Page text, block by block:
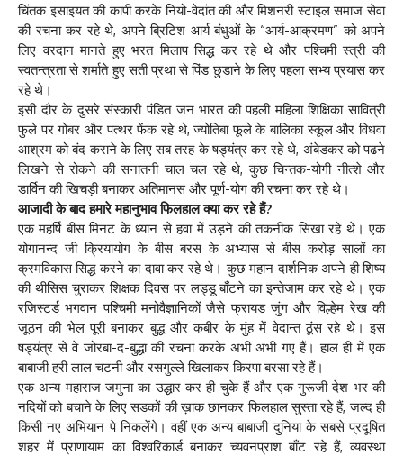
चिंतक इसाइयत की कापी करके नियो-वेदांत की और मिशनरी स्टाइल समाज सेवा
की रचना कर रहे थे, अपने ब्रिटिश आर्य बंधुओं के “आर्य-आक्रमण” को अपने
लिए वरदान मानते हुए भरत मिलाप सिद्ध कर रहे थे और पश्चिमी स्त्री की
स्वतन्त्रता से शर्माते हुए सती प्रथा से पिंड छुडाने के लिए पहला सभ्य प्रयास कर
रहे थे।
इसी दौर के दुसरे संस्कारी पंडित जन भारत की पहली महिला शिक्षिका सावित्री
फुले पर गोबर और पत्थर फेंक रहे थे, ज्योतिबा फूले के बालिका स्कूल और विधवा
आश्रम को बंद कराने के लिए सब तरह के षड्यंत्र कर रहे थे, अंबेडकर को पढने
लिखने से रोकने की सनातनी चाल चल रहे थे, कुछ चिन्तक-योगी नीत्शे और
डार्विन की खिचड़ी बनाकर अतिमानस और पूर्ण-योग की रचना कर रहे थे।
आजादी के बाद हमारे महानुभाव फिलहाल क्या कर रहे हैं?
एक महर्षि बीस मिनट के ध्यान से हवा में उड़ने की तकनीक सिखा रहे थे। एक
योगानन्द जी क्रियायोग के बीस बरस के अभ्यास से बीस करोड़ सालों का
क्रमविकास सिद्ध करने का दावा कर रहे थे। कुछ महान दार्शनिक अपने ही शिष्य
की थीसिस चुराकर शिक्षक दिवस पर लड्डू बाँटने का इन्तेजाम कर रहे थे। एक
रजिस्टर्ड भगवान पश्चिमी मनोवैज्ञानिकों जैसे फ्रायड जुंग और विल्हेम रेख की
जूठन की भेल पूरी बनाकर बुद्ध और कबीर के मुंह में वेदान्त ठूंस रहे थे। इस
षड्यंत्र से वे जोरबा-द-बुद्धा की रचना करके अभी अभी गए हैं। हाल ही में एक
बाबाजी हरी लाल चटनी और रसगुल्ले खिलाकर किरपा बरसा रहे हैं।
एक अन्य महाराज जमुना का उद्धार कर ही चुके हैं और एक गुरूजी देश भर की
नदियों को बचाने के लिए सडकों की ख़ाक छानकर फिलहाल सुस्ता रहे हैं, जल्द ही
किसी नए अभियान पे निकलेंगे। वहीं एक अन्य बाबाजी दुनिया के सबसे प्रदूषित
शहर में प्राणायाम का विश्वरिकार्ड बनाकर च्यवनप्राश बाँट रहे हैं, व्यवस्था